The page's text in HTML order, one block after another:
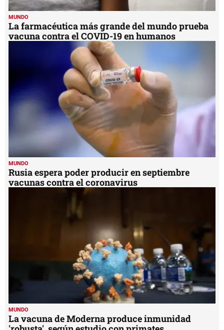
MUNDO
La farmacéutica más grande del mundo prueba
vacuna contra el COVID-19 en humanos
MUNDO
Rusia espera poder producir en septiembre
vacunas contra el coronavirus
MUNDO
La vacuna de Moderna produce inmunidad